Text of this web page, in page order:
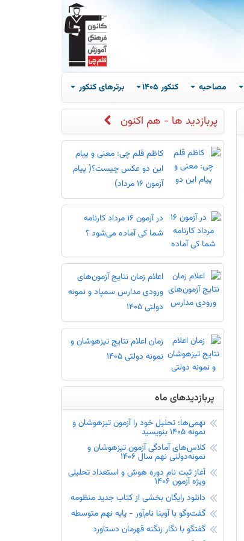
مصاحبه کنکور 1405 برترهای کنکور
پربازدید ها - هم اکنون
کاظم قلم چی: معنی و پیام
این دو عکس چیست؟( پیام
آزمون 16 مرداد)
در آزمون 16 مرداد کارنامه
شما کی آماده می‌شود ؟
اعلام زمان نتایج آزمون‌های
ورودی مدارس سمپاد و نمونه
دولتی 1405
زمان اعلام نتایج تیزهوشان و
نمونه دولتی 1405
پربازدیدهای ماه
نهمی‌ها: تحلیل خود را آزمون تیزهوشان و
نمونه 1405 بنویسید
کلاس‌های آمادگی آزمون تیزهوشان و
نمونه‌دولتی نهم سال 1406
آغاز ثبت نام دوره هوش و استعداد تحلیلی
ویژه آزمون 1406
دانلود رایگان بخشی از کتاب جدید منظومه
گفت‌و‌گو با آوینا نام‌آور - پایه نهم متوسطه
گفتگو با نگار زنگنه قهرمان دستاورد